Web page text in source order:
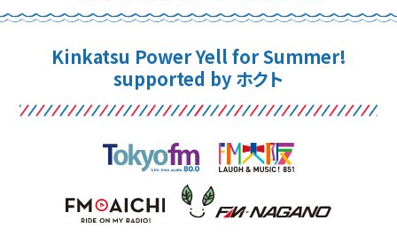
Kinkatsu Power Yell for Summer!
supported by ホクト